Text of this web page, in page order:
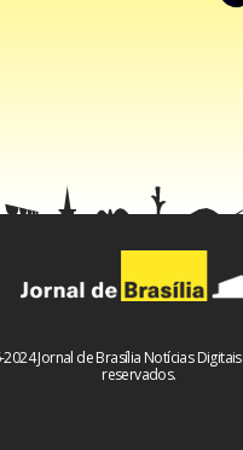
Jornal de Brasília Notícias
reservados.